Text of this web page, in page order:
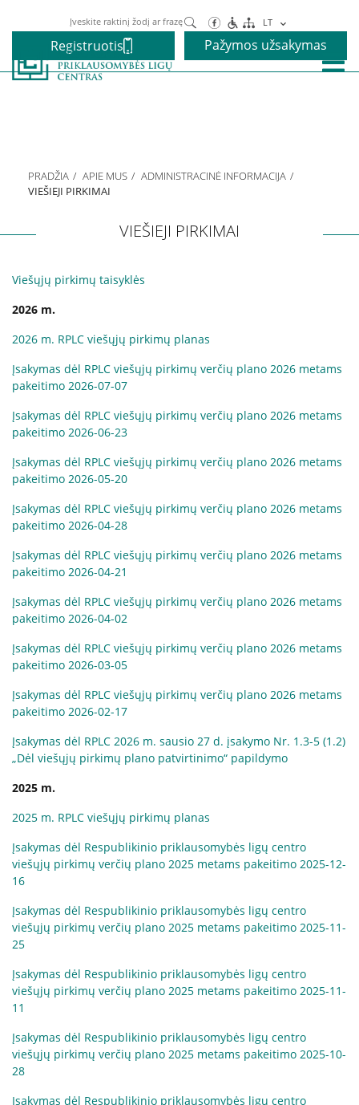
Paieška LT
Registruotis Pažymos užsakymas
Narkotikų priklausomybės gydymas
Nikotino priklausomybės gydymas
Elgesio priklausomybės gydymas
Vaikams ir paaugliams
Paslaugos artimiesiems
Mokamos paslaugos
Paslaugos apmokamos iš PSD fondo
Pažymų išdavimas
Nedarbingumo pažymėjimas
Remisijos patvirtinimas
Kita pagalba Lietuvoje
Valstybinės įstaigos
Nevyriausybinės organizacijos
CRAFT specialistų konsultacijos
Informacija tėvams
PRADŽIA APIE MUS
ADMINISTRACINĖ INFORMACIJA
VIEŠIEJI PIRKIMAI
VIEŠIEJI PIRKIMAI
Viešųjų pirkimų taisyklės
2026 m.
2026 m. RPLC viešųjų pirkimų planas
Įsakymas dėl RPLC viešųjų pirkimų verčių plano 2026 metams
pakeitimo 2026-07-07
Įsakymas dėl RPLC viešųjų pirkimų verčių plano 2026 metams
pakeitimo 2026-06-23
Įsakymas dėl RPLC viešųjų pirkimų verčių plano 2026 metams
pakeitimo 2026-05-20
Įsakymas dėl RPLC viešųjų pirkimų verčių plano 2026 metams
pakeitimo 2026-04-28
Įsakymas dėl RPLC viešųjų pirkimų verčių plano 2026 metams
pakeitimo 2026-04-21
Įsakymas dėl RPLC viešųjų pirkimų verčių plano 2026 metams
pakeitimo 2026-04-02
Įsakymas dėl RPLC viešųjų pirkimų verčių plano 2026 metams
pakeitimo 2026-03-05
Įsakymas dėl RPLC viešųjų pirkimų verčių plano 2026 metams
pakeitimo 2026-02-17
Įsakymas dėl RPLC 2026 m. sausio 27 d. įsakymo Nr. 1.3-5 (1.2)
„Dėl viešųjų pirkimų plano patvirtinimo“ papildymo
2025 m.
2025 m. RPLC viešųjų pirkimų planas
Įsakymas dėl Respublikinio priklausomybės ligų centro
viešųjų pirkimų verčių plano 2025 metams pakeitimo 2025-12-
16
Įsakymas dėl Respublikinio priklausomybės ligų centro
viešųjų pirkimų verčių plano 2025 metams pakeitimo 2025-11-
25
Įsakymas dėl Respublikinio priklausomybės ligų centro
viešųjų pirkimų verčių plano 2025 metams pakeitimo 2025-11-
11
Įsakymas dėl Respublikinio priklausomybės ligų centro
viešųjų pirkimų verčių plano 2025 metams pakeitimo 2025-10-
28
Įsakymas dėl Respublikinio priklausomybės ligų centro